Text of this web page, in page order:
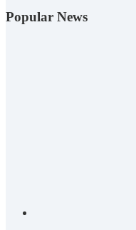
Popular News